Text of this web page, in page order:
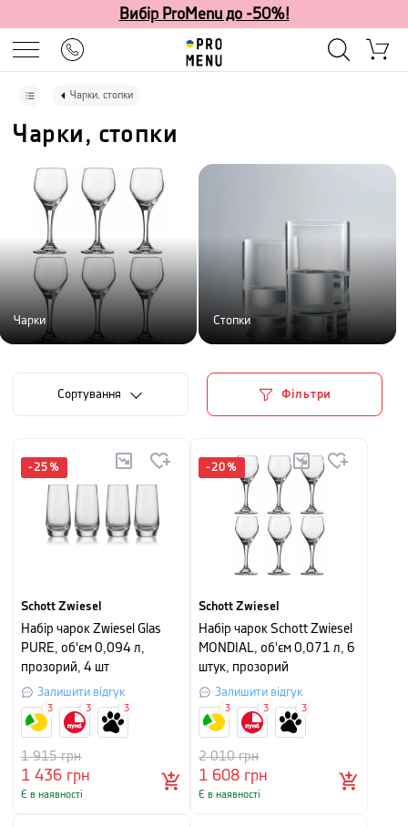
Вибір ProMenu до -50%!
Чарки, стопки
Чарки, стопки
Чарки Стопки
Сортування Фільтри
-25 %
Schott Zwiesel
Набір чарок Zwiesel Glas
PURE, об'єм 0,094 л,
прозорий, 4 шт
Залишити відгук
1 436 грн
1 915грн
Є в наявності
3 3 3
-20 %
Schott Zwiesel
Набір чарок Schott Zwiesel
MONDIAL, об'єм 0,071 л, 6
штук, прозорий
Залишити відгук
1 608 грн
2 010грн
Є в наявності
3 3 3